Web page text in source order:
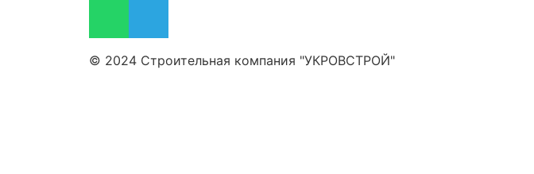
© 2024 Строительная компания "УКРОВСТРОЙ"